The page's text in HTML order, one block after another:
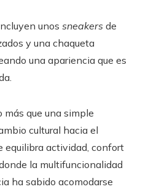
unos sneakers de
y una chaqueta
una apariencia que es
más que una simple
cultural hacia el
equilibra actividad, confort
la multifuncionalidad
ha sabido acomodarse